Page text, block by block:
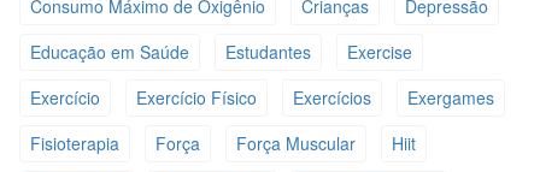
Consumo Máximo de Oxigênio
Crianças
Depressão
Educação em Saúde
Estudantes
Exercise
Exercício
Exercício Físico Exercícios
Exergames
Fisioterapia
Força Força Muscular
Hiit